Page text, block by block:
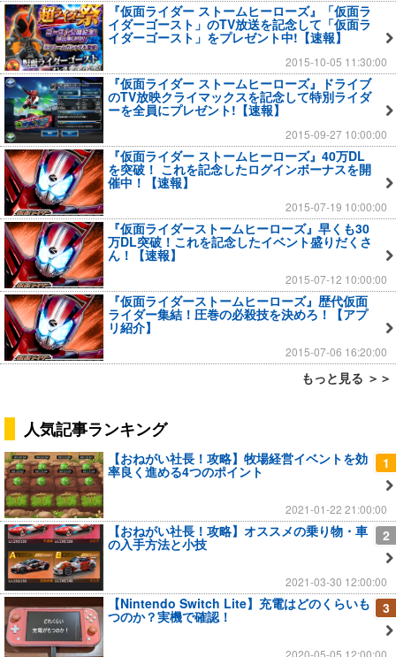
『仮面ライダー ストームヒーローズ』「仮面ラ
イダーゴースト」のTV放送を記念して「仮面ラ
イダーゴースト」をプレゼント中!【速報】
2015-10-05 11:30:00
『仮面ライダー ストームヒーローズ』ドライブ
のTV放映クライマックスを記念して特別ライダ
ーを全員にプレゼント!【速報】
2015-09-27 10:00:00
『仮面ライダー ストームヒーローズ』40万DL
を突破！ これを記念したログインボーナスを開
催中！【速報】
2015-07-19 10:00:00
『仮面ライダーストームヒーローズ』早くも30
万DL突破！これを記念したイベント盛りだくさ
ん！【速報】
2015-07-12 10:00:00
『仮面ライダーストームヒーローズ』歴代仮面
ライダー集結！圧巻の必殺技を決めろ！【アプ
リ紹介】
2015-07-06 16:20:00
もっと見る ＞＞
人気記事ランキング
1
【おねがい社長！攻略】牧場経営イベントを効
率良く進める4つのポイント
2021-01-22 21:00:00
2
【おねがい社長！攻略】オススメの乗り物・車
の入手方法と小技
2021-03-30 12:00:00
3
【Nintendo Switch Lite】充電はどのくらいも
つのか？実機で確認！
2020-05-05 12:00:00